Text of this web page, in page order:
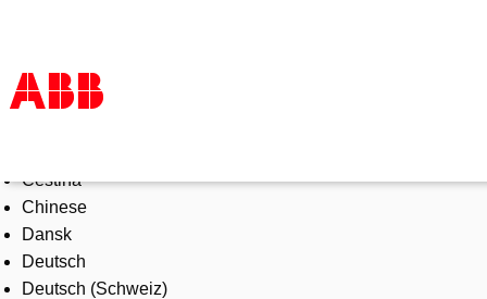
Products & Solutions
Industries
Services
About us
Where to buy
Čeština
Chinese
Dansk
Deutsch
Deutsch (Schweiz)